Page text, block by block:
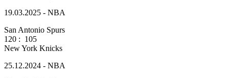
19.03.2025 - NBA
San Antonio Spurs
120 : 105
New York Knicks
25.12.2024 - NBA